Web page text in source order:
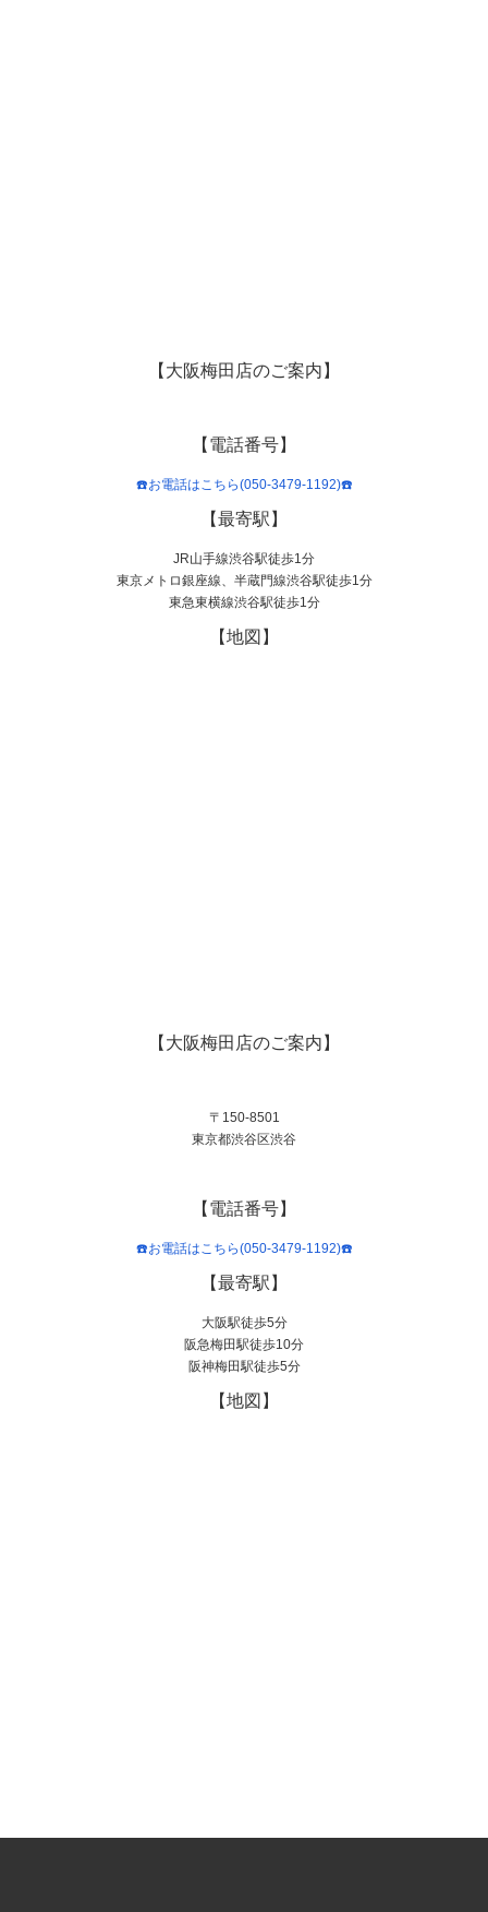
【大阪梅田店のご案内】
【電話番号】
☎️お電話はこちら(050-3479-1192)☎️
【最寄駅】
JR山手線渋谷駅徒歩1分
東京メトロ銀座線、半蔵門線渋谷駅徒歩1分
東急東横線渋谷駅徒歩1分
【地図】
【大阪梅田店のご案内】
〒150-8501
東京都渋谷区渋谷
【電話番号】
☎️お電話はこちら(050-3479-1192)☎️
【最寄駅】
大阪駅徒歩5分
阪急梅田駅徒歩10分
阪神梅田駅徒歩5分
【地図】